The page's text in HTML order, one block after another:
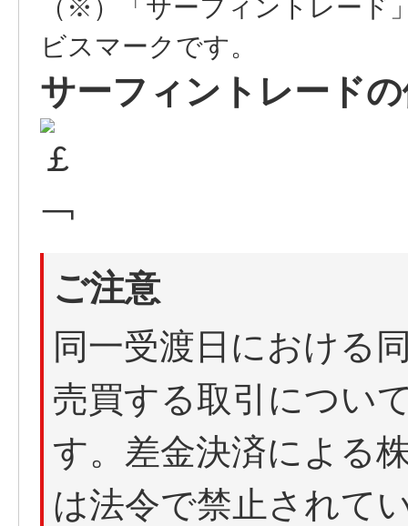
（※）「サーフィントレード
ビスマークです。
サーフィントレード
ご注意
同一受渡日における
売買する取引につい
す。差金決済による
は法令で禁止されて